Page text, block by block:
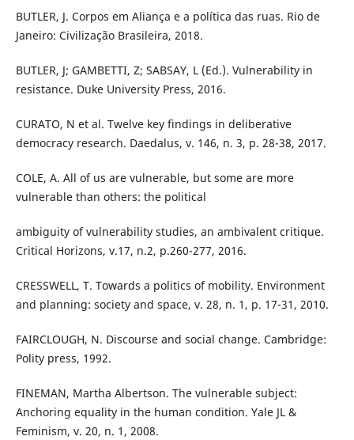
BUTLER, J. Corpos em Aliança e a política das ruas. Rio de
Janeiro: Civilização Brasileira, 2018.
BUTLER, J; GAMBETTI, Z; SABSAY, L (Ed.). Vulnerability in
resistance. Duke University Press, 2016.
CURATO, N et al. Twelve key findings in deliberative
democracy research. Daedalus, v. 146, n. 3, p. 28-38, 2017.
COLE, A. All of us are vulnerable, but some are more
vulnerable than others: the political
ambiguity of vulnerability studies, an ambivalent critique.
Critical Horizons, v.17, n.2, p.260-277, 2016.
CRESSWELL, T. Towards a politics of mobility. Environment
and planning: society and space, v. 28, n. 1, p. 17-31, 2010.
FAIRCLOUGH, N. Discourse and social change. Cambridge:
Polity press, 1992.
FINEMAN, Martha Albertson. The vulnerable subject:
Anchoring equality in the human condition. Yale JL &
Feminism, v. 20, n. 1, 2008.